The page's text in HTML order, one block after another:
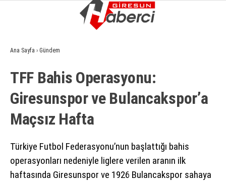
GÜNDEM
EKONOMI
SIYASET
ASAYIŞ
SPOR
Ana Sayfa › Gündem
TFF Bahis Operasyonu:
Giresunspor ve Bulancakspor’a
Maçsız Hafta
Türkiye Futbol Federasyonu’nun başlattığı bahis
operasyonları nedeniyle liglere verilen aranın ilk
haftasında Giresunspor ve 1926 Bulancakspor sahaya